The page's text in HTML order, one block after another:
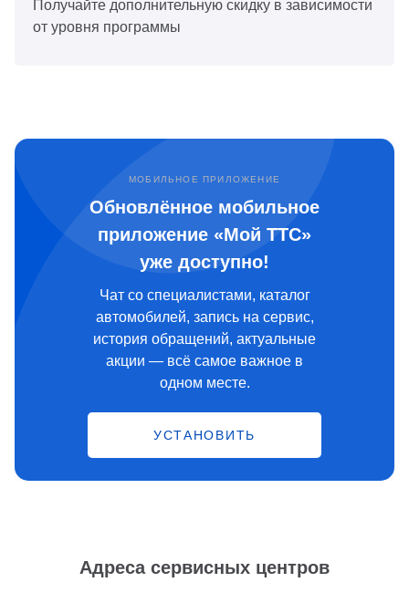
Получайте дополнительную скидку в зависимости
от уровня программы
МОБИЛЬНОЕ ПРИЛОЖЕНИЕ
Обновлённое мобильное
приложение «Мой ТТС»
уже доступно!
Чат со специалистами, каталог
автомобилей, запись на сервис,
история обращений, актуальные
акции — всё самое важное в
одном месте.
УСТАНОВИТЬ
Адреса сервисных центров